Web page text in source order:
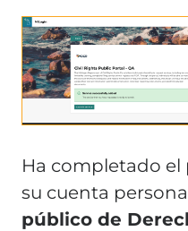
Ha completado
su cuenta
público de